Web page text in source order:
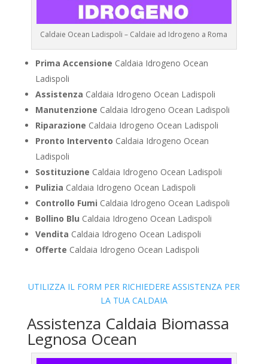
Caldaie Ocean Ladispoli – Caldaie ad Idrogeno a Roma
Prima Accensione Caldaia Idrogeno Ocean
Ladispoli
Assistenza Caldaia Idrogeno Ocean Ladispoli
Manutenzione Caldaia Idrogeno Ocean Ladispoli
Riparazione Caldaia Idrogeno Ocean Ladispoli
Pronto Intervento Caldaia Idrogeno Ocean
Ladispoli
Sostituzione Caldaia Idrogeno Ocean Ladispoli
Pulizia Caldaia Idrogeno Ocean Ladispoli
Controllo Fumi Caldaia Idrogeno Ocean Ladispoli
Bollino Blu Caldaia Idrogeno Ocean Ladispoli
Vendita Caldaia Idrogeno Ocean Ladispoli
Offerte Caldaia Idrogeno Ocean Ladispoli
UTILIZZA IL FORM PER RICHIEDERE ASSISTENZA PER
LA TUA CALDAIA
Assistenza Caldaia Biomassa
Legnosa Ocean